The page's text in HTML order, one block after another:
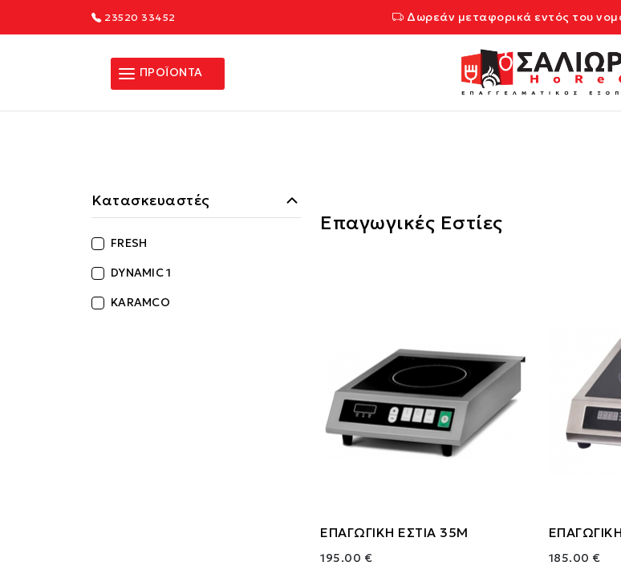
23520 33452 Δωρεάν μεταφορικά εντός του
ΠΡΟΪΟΝΤΑ
Επαγωγικές Εστίες
ΕΠΑΓΩΓΙΚΗ ΕΣΤΙΑ 35Μ
195.00 € 185.00 €
Κατασκευαστές
FRESH
DYNAMIC 1
KARAMCO